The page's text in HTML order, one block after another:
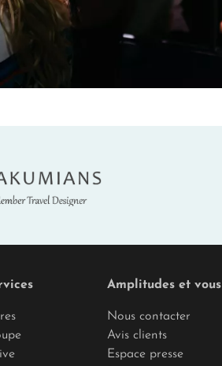
Amplitudes et vous
Nous contacter
Avis clients
Espace presse